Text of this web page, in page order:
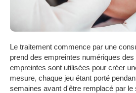
Le traitement commence par une
prend des empreintes numériques
empreintes sont utilisées pour créer
mesure, chaque jeu étant porté
semaines avant d'être remplacé par le